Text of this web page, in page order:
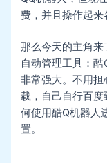
费，并且操作起来
那么今天的主角
自动管理工具：
非常强大。不用
载，自己自行百
何使用酷Q机器人
置。